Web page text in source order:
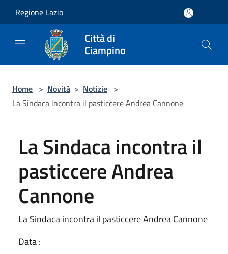
Regione Lazio
Città di
Ciampino
Home > Novità > Notizie >
La Sindaca incontra il pasticcere Andrea Cannone
La Sindaca incontra il
pasticcere Andrea
Cannone
La Sindaca incontra il pasticcere Andrea Cannone
Data :